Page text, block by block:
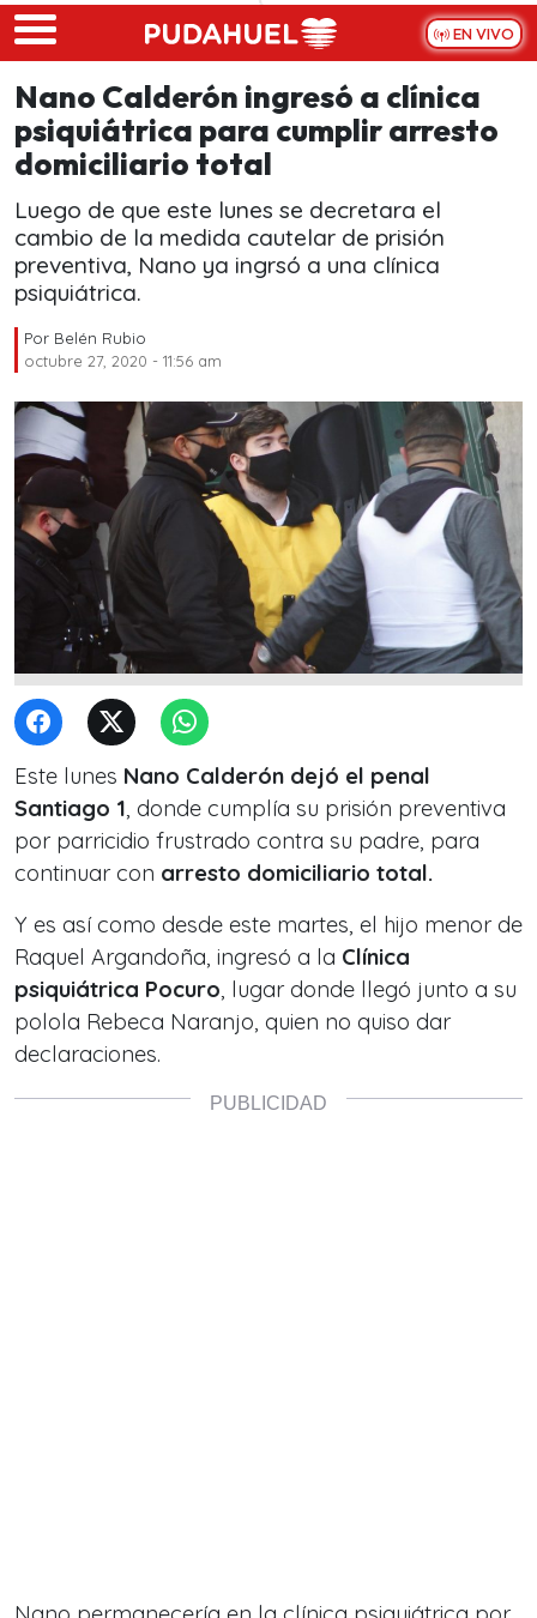
Skip to main content
EN VIVO
Nano Calderón ingresó a clínica
psiquiátrica para cumplir arresto
domiciliario total
Luego de que este lunes se decretara el
cambio de la medida cautelar de prisión
preventiva, Nano ya ingrsó a una clínica
psiquiátrica.
Por Belén Rubio
octubre 27, 2020 - 11:56 am
Este lunes Nano Calderón dejó el penal
Santiago 1, donde cumplía su prisión preventiva
por parricidio frustrado contra su padre, para
continuar con arresto domiciliario total.
Y es así como desde este martes, el hijo menor de
Raquel Argandoña, ingresó a la Clínica
psiquiátrica Pocuro, lugar donde llegó junto a su
polola Rebeca Naranjo, quien no quiso dar
declaraciones.